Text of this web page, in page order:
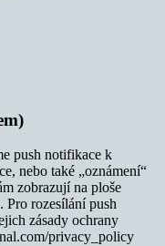
push notifikace k
nebo také „oznámení“
zobrazují na ploše
Pro rozesílání push
zásady ochrany
privacy_policy